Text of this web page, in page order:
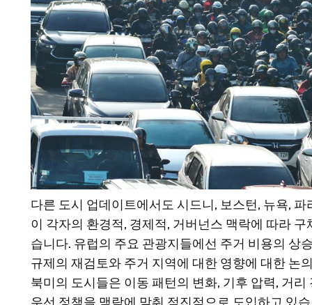
다른 도시 업데이트에서도 시드니, 보스턴, 뉴욕,
이 각자의 환경적, 경제적, 거버넌스 맥락에 따라
습니다. 유럽의 주요 관광지들에선 주거 비용의 상
규제의 재검토와 주거 지역에 대한 영향에 대한 논
북미의 도시들은 이동 패턴의 변화, 기후 압력, 거